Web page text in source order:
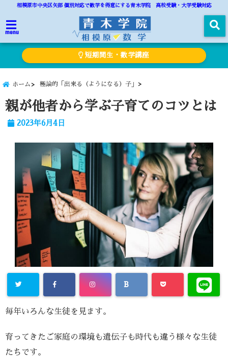
相模原市中央区矢部 個別対応で数学を得意にする青木学院 高校受験・大学受験対応
menu
短期間生・数学講座
ホーム 極論的「出来る（ようになる）子」
親が他者から学ぶ子育てのコツとは
2023年6月4日
毎年いろんな生徒を見ます。
育ってきたご家庭の環境も遺伝子も時代も違う様々な生徒
たちです。